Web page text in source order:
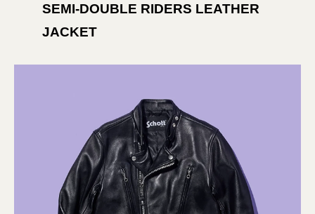
SEMI-DOUBLE RIDERS LEATHER
JACKET